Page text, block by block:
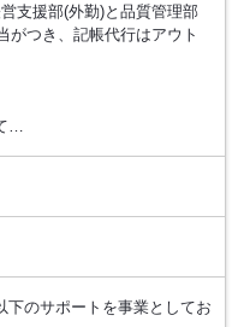
支援部(外勤)と品質管理部
がつき、記帳代行はアウト
…
下のサポートを事業としてお